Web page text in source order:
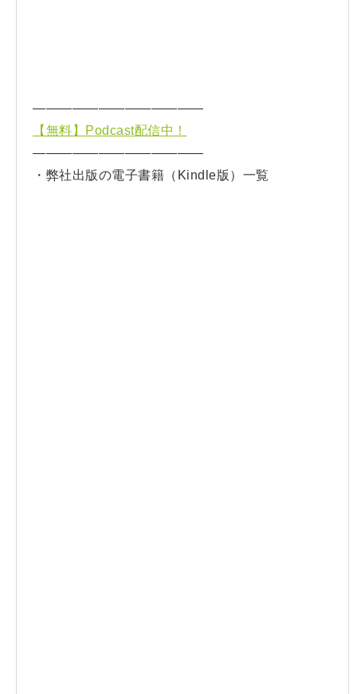
—————————————
【無料】Podcast配信中！
—————————————
・弊社出版の電子書籍（Kindle版）一覧